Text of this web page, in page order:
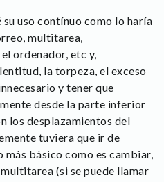
uso contínuo como lo haría
multitarea,
ordenador, etc y,
la torpeza, el exceso
y tener que
desde la parte inferior
los desplazamientos del
tuviera que ir de
básico como es cambiar,
(si se puede llamar